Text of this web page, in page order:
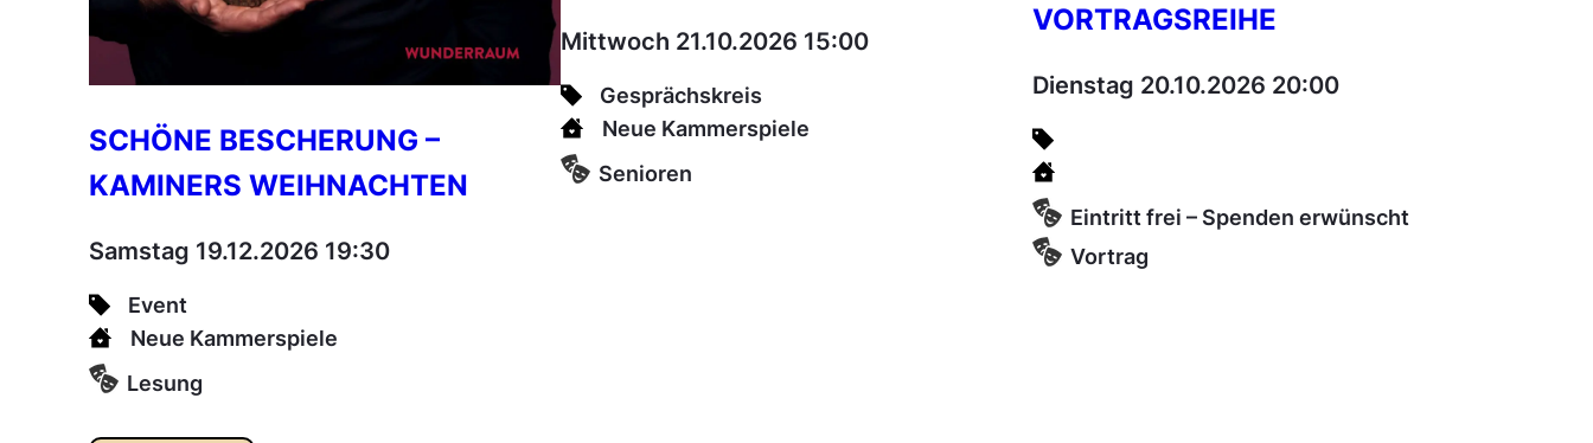
SCHÖNE BESCHERUNG –
KAMINERS WEIHNACHTEN
Samstag 19.12.2026 19:30
Event
Neue Kammerspiele
Lesung
Mittwoch 21.10.2026 15:00
Gesprächskreis
Neue Kammerspiele
Senioren
VORTRAGSREIHE
Dienstag 20.10.2026 20:00
Eintritt frei – Spenden erwünscht
Vortrag